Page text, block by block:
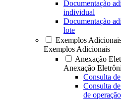
Documentação
individual
Documentação
lote
Exemplos
Exemplos Adicionais
Anexação
Anexação
Consulta
Consulta
de operação